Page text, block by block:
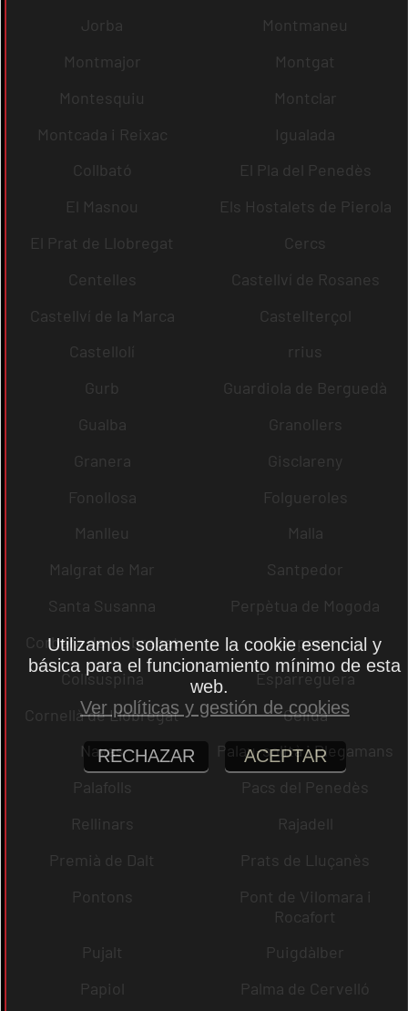
Jorba
Montmaneu
Montmajor
Montgat
Montesquiu
Montclar
Montcada i Reixac
Igualada
Collbató
El Pla del Penedès
El Masnou
Els Hostalets de Pierola
El Prat de Llobregat
Cercs
Centelles
Castellví de Rosanes
Castellví de la Marca
Castellterçol
Castellolí
rrius
Gurb
Guardiola de Berguedà
Gualba
Granollers
Granera
Gisclareny
Fonollosa
Folgueroles
Manlleu
Malla
Malgrat de Mar
Santpedor
Santa Susanna
Perpètua de Mogoda
Corbera de Llobregat
Copons
Collsuspina
Esparreguera
Cornellà de Llobregat
Gelida
Navas
Palau-solità i Plegamans
Palafolls
Pacs del Penedès
Rellinars
Rajadell
Premià de Dalt
Prats de Lluçanès
Pontons
Pont de Vilomara i
Rocafort
Pujalt
Puigdàlber
Papiol
Palma de Cervelló
Utilizamos solamente la cookie esencial y
básica para el funcionamiento mínimo de esta
web.
Ver políticas y gestión de cookies
RECHAZAR ACEPTAR